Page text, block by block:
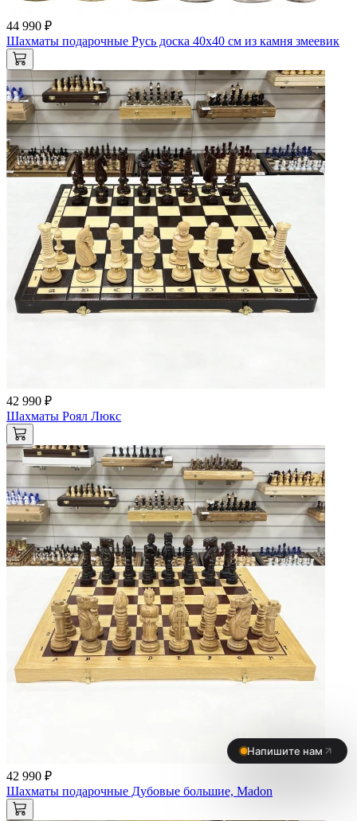
44 990 ₽
Шахматы подарочные Русь доска 40х40 см из камня змеевик
42 990 ₽
Шахматы Роял Люкс
42 990 ₽
Шахматы подарочные Дубовые большие, Madon